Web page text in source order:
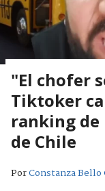
"El chofer
Tiktoker
ranking de
de Chile
PorConstanza